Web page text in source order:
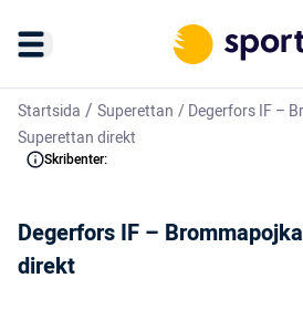
Startsida / Superettan /Degerfors IF –
Superettan direkt
Skribenter:
Degerfors IF –
direkt